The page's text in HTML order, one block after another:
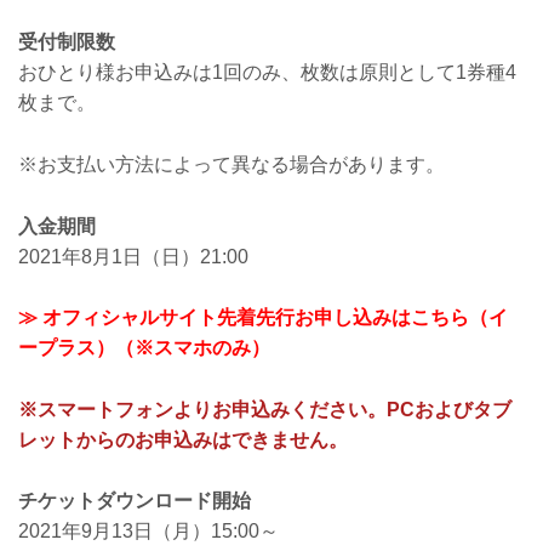
受付制限数
おひとり様お申込みは1回のみ、枚数は原則として1券種4
枚まで。
※お支払い方法によって異なる場合があります。
入金期間
2021年8月1日（日）21:00
≫ オフィシャルサイト先着先行お申し込みはこちら（イ
ープラス）（※スマホのみ）
※スマートフォンよりお申込みください。PCおよびタブ
レットからのお申込みはできません。
チケットダウンロード開始
2021年9月13日（月）15:00～